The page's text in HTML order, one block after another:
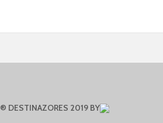
® DESTINAZORES 2019 BY